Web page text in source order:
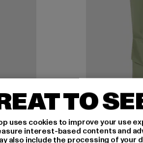
TO
uses cookies to improve your use
interest-based contents and
also include the processing of your